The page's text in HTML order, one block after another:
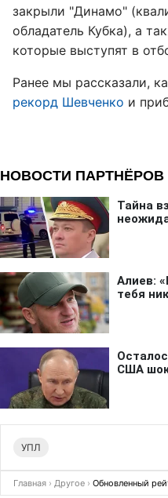
закрыли "Динамо"
обладатель Кубка), а
которые выступят в
Ранее мы рассказали,
рекорд Шевченко и
УПЛ
Главная › Другое › Обновленный